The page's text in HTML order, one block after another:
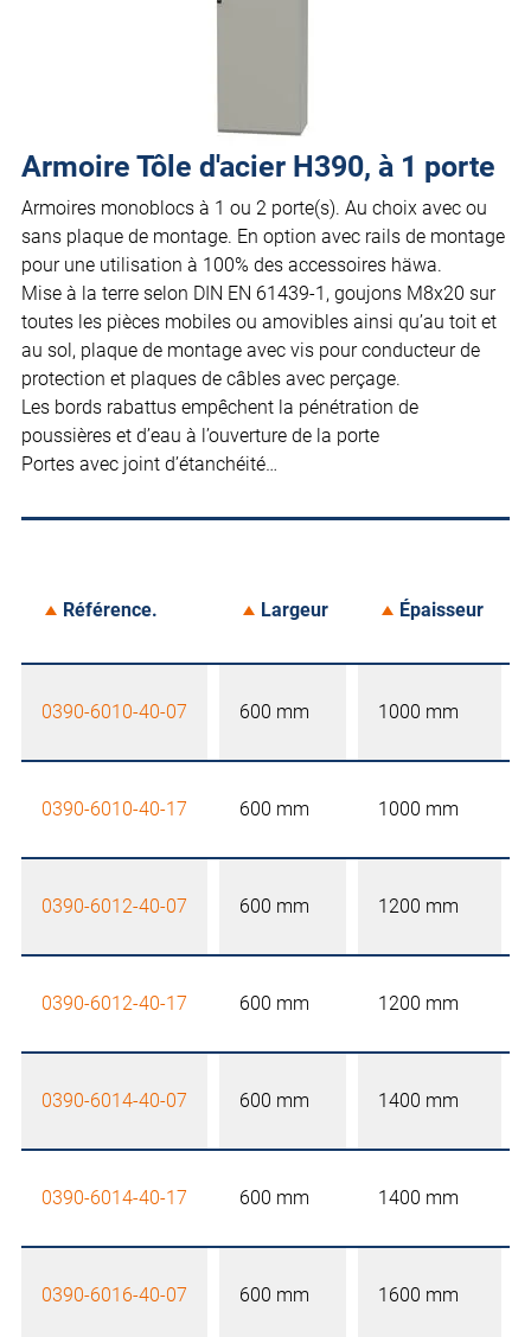
Armoire Tôle d'acier H390, à 1 porte
Armoires monoblocs à 1 ou 2 porte(s). Au choix avec ou
sans plaque de montage. En option avec rails de montage
pour une utilisation à 100% des accessoires häwa.
Mise à la terre selon DIN EN 61439-1, goujons M8x20 sur
toutes les pièces mobiles ou amovibles ainsi qu’au toit et
au sol, plaque de montage avec vis pour conducteur de
protection et plaques de câbles avec perçage.
Les bords rabattus empêchent la pénétration de
poussières et d’eau à l’ouverture de la porte
Portes avec joint d’étanchéité…
Référence. Largeur Épaisseur
0390-6010-40-07 600 mm 1000 mm
0390-6010-40-17 600 mm 1000 mm
0390-6012-40-07 600 mm 1200 mm
0390-6012-40-17 600 mm 1200 mm
0390-6014-40-07 600 mm 1400 mm
0390-6014-40-17 600 mm 1400 mm
0390-6016-40-07 600 mm 1600 mm